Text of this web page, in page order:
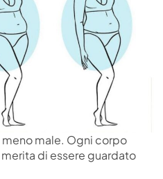
meno male. Ogni corpo
di essere guardato